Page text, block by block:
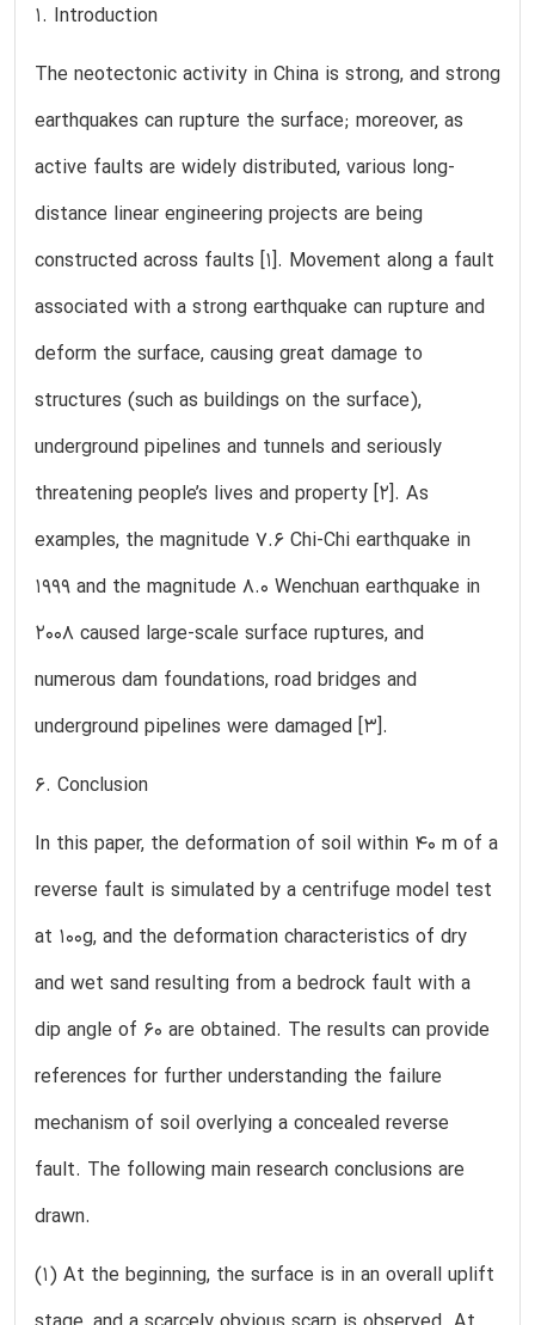
1. Introduction
The neotectonic activity in China is strong, and strong
earthquakes can rupture the surface; moreover, as
active faults are widely distributed, various long-
distance linear engineering projects are being
constructed across faults [1]. Movement along a fault
associated with a strong earthquake can rupture and
deform the surface, causing great damage to
structures (such as buildings on the surface),
underground pipelines and tunnels and seriously
threatening people’s lives and property [2]. As
examples, the magnitude 7.6 Chi-Chi earthquake in
1999 and the magnitude 8.0 Wenchuan earthquake in
2008 caused large-scale surface ruptures, and
numerous dam foundations, road bridges and
underground pipelines were damaged [3].
6. Conclusion
In this paper, the deformation of soil within 40 m of a
reverse fault is simulated by a centrifuge model test
at 100g, and the deformation characteristics of dry
and wet sand resulting from a bedrock fault with a
dip angle of 60 are obtained. The results can provide
references for further understanding the failure
mechanism of soil overlying a concealed reverse
fault. The following main research conclusions are
drawn.
(1) At the beginning, the surface is in an overall uplift